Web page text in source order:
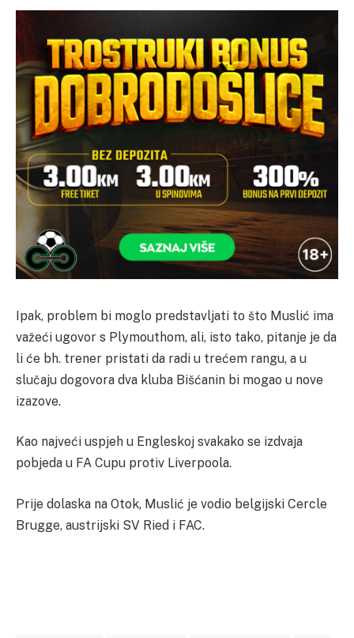
Ipak, problem bi moglo predstavljati to što Muslić ima
važeći ugovor s Plymouthom, ali, isto tako, pitanje je da
li će bh. trener pristati da radi u trećem rangu, a u
slučaju dogovora dva kluba Bišćanin bi mogao u nove
izazove.
Kao najveći uspjeh u Engleskoj svakako se izdvaja
pobjeda u FA Cupu protiv Liverpoola.
Prije dolaska na Otok, Muslić je vodio belgijski Cercle
Brugge, austrijski SV Ried i FAC.